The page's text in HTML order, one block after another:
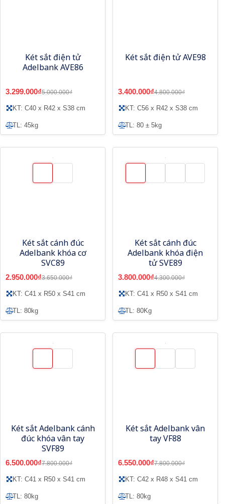
Két sắt điện tử
Adelbank AVE86
3.299.000₫5.000.000₫
KT: C40 x R42 x S38 cm
TL: 45kg
Két sắt điện tử AVE98
3.400.000₫4.800.000₫
KT: C56 x R42 x S38 cm
TL: 80 ± 5kg
Két sắt cánh đúc
Adelbank khóa cơ
SVC89
2.950.000₫3.650.000₫
KT: C41 x R50 x S41 cm
TL: 80kg
Két sắt cánh đúc
Adelbank khóa điện
tử SVE89
3.800.000₫4.300.000₫
KT: C41 x R50 x S41 cm
TL: 80Kg
Két sắt Adelbank cánh
đúc khóa vân tay
SVF89
6.500.000₫7.800.000₫
KT: C41 x R50 x S41 cm
TL: 80kg
Két sắt Adelbank vân
tay VF88
6.550.000₫7.800.000₫
KT: C42 x R48 x S41 cm
TL: 80kg